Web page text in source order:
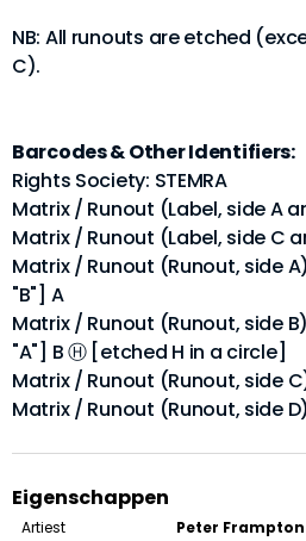
NB: All runouts are etched
C).
Barcodes & Other Identifiers:
Rights Society: STEMRA
Matrix / Runout (Label, side A
Matrix / Runout (Label, side C
Matrix / Runout (Runout, side
"B"] A
Matrix / Runout (Runout, side
"A"] B Ⓗ [etched H in a circle]
Matrix / Runout (Runout, side
Matrix / Runout (Runout, side
Eigenschappen
Artiest Peter Frampton